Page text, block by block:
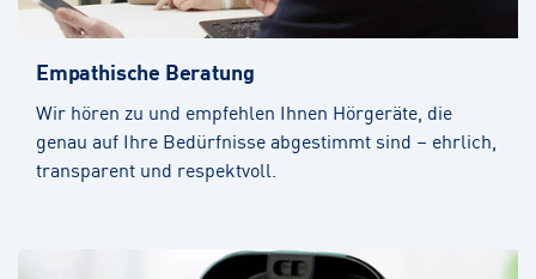
Empathische Beratung
Wir hören zu und empfehlen Ihnen Hörgeräte, die
genau auf Ihre Bedürfnisse abgestimmt sind – ehrlich,
transparent und respektvoll.